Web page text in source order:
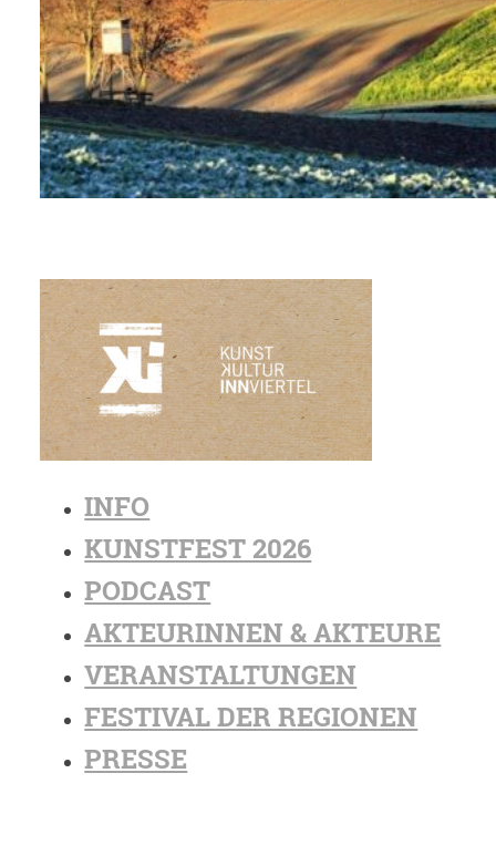
INFO
KUNSTFEST 2026
PODCAST
AKTEURINNEN & AKTEURE
VERANSTALTUNGEN
FESTIVAL DER REGIONEN
PRESSE